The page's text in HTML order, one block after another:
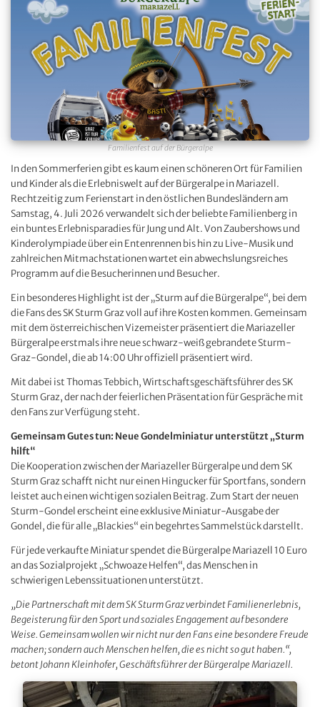
Familienfest auf der Bürgeralpe
In den Sommerferien gibt es kaum einen schöneren Ort für Familien
und Kinder als die Erlebniswelt auf der Bürgeralpe in Mariazell.
Rechtzeitig zum Ferienstart in den östlichen Bundesländern am
Samstag, 4. Juli 2026 verwandelt sich der beliebte Familienberg in
ein buntes Erlebnisparadies für Jung und Alt. Von Zaubershows und
Kinderolympiade über ein Entenrennen bis hin zu Live-Musik und
zahlreichen Mitmachstationen wartet ein abwechslungsreiches
Programm auf die Besucherinnen und Besucher.
Ein besonderes Highlight ist der „Sturm auf die Bürgeralpe“, bei dem
die Fans des SK Sturm Graz voll auf ihre Kosten kommen. Gemeinsam
mit dem österreichischen Vizemeister präsentiert die Mariazeller
Bürgeralpe erstmals ihre neue schwarz-weiß gebrandete Sturm-
Graz-Gondel, die ab 14:00 Uhr offiziell präsentiert wird.
Mit dabei ist Thomas Tebbich, Wirtschaftsgeschäftsführer des SK
Sturm Graz, der nach der feierlichen Präsentation für Gespräche mit
den Fans zur Verfügung steht.
Gemeinsam Gutes tun: Neue Gondelminiatur unterstützt „Sturm
hilft“
Die Kooperation zwischen der Mariazeller Bürgeralpe und dem SK
Sturm Graz schafft nicht nur einen Hingucker für Sportfans, sondern
leistet auch einen wichtigen sozialen Beitrag. Zum Start der neuen
Sturm-Gondel erscheint eine exklusive Miniatur-Ausgabe der
Gondel, die für alle „Blackies“ ein begehrtes Sammelstück darstellt.
Für jede verkaufte Miniatur spendet die Bürgeralpe Mariazell 10 Euro
an das Sozialprojekt „Schwoaze Helfen“, das Menschen in
schwierigen Lebenssituationen unterstützt.
„Die Partnerschaft mit dem SK Sturm Graz verbindet Familienerlebnis,
Begeisterung für den Sport und soziales Engagement auf besondere
Weise. Gemeinsam wollen wir nicht nur den Fans eine besondere Freude
machen; sondern auch Menschen helfen, die es nicht so gut haben.“,
betont Johann Kleinhofer, Geschäftsführer der Bürgeralpe Mariazell.